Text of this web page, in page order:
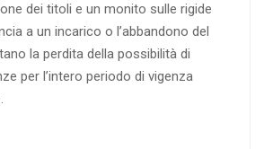
dei titoli e un monito sulle rigide
a un incarico o l’abbandono del
la perdita della possibilità di
per l’intero periodo di vigenza